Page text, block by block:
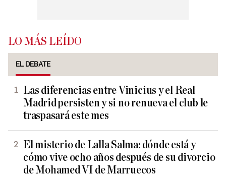
LO MÁS LEÍDO
EL DEBATE
Las diferencias entre Vinicius y el Real
Madrid persisten y si no renueva el club le
traspasará este mes
El misterio de Lalla Salma: dónde está y
cómo vive ocho años después de su divorcio
de Mohamed VI de Marruecos